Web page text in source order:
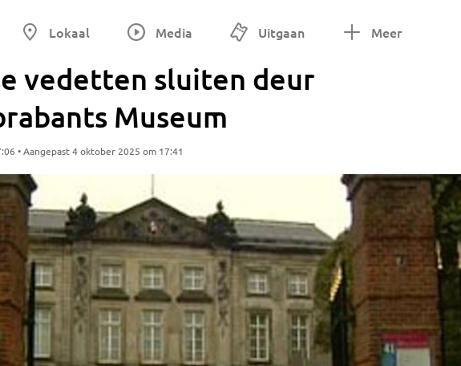
Lokaal Media Uitgaan Meer
vedetten sluiten deur
Museum
• Aangepast 4 oktober 2025 om 17:41